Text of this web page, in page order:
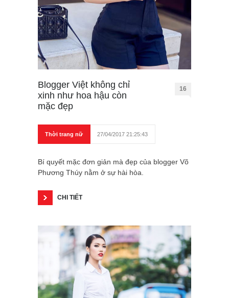
Blogger Việt không chỉ
xinh như hoa hậu còn
mặc đẹp
16
Thời trang nữ 27/04/2017 21:25:43
Bí quyết mặc đơn giản mà đẹp của blogger Võ
Phương Thúy nằm ở sự hài hòa.
CHI TIẾT